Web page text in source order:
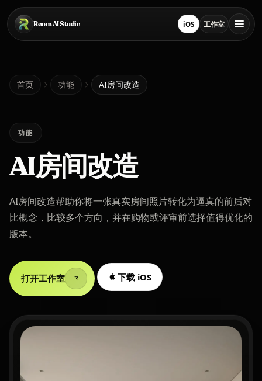
跳转到主要内容
Room AI Studio
首页 iOS在 App Store 下载
工作室打开工作室
语言简体中文
首页 功能 AI房间改造
功能
AI房间改造
AI房间改造帮助你将一张真实房间照片转化为逼真的前后对
比概念，比较多个方向，并在购物或评审前选择值得优化的
版本。
打开工作室 下载 iOS